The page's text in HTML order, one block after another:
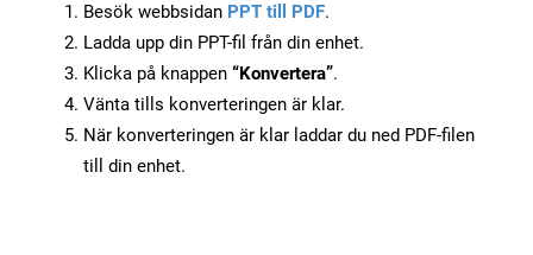
Besök webbsidan PPT till PDF.
Ladda upp din PPT-fil från din enhet.
Klicka på knappen “Konvertera”.
Vänta tills konverteringen är klar.
När konverteringen är klar laddar du ned PDF-filen
till din enhet.